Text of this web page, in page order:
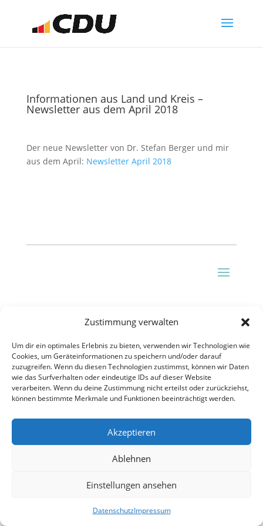
Zustimmung verwalten
Um dir ein optimales Erlebnis zu bieten, verwenden wir Technologien wie
Cookies, um Geräteinformationen zu speichern und/oder darauf
zuzugreifen. Wenn du diesen Technologien zustimmst, können wir Daten
wie das Surfverhalten oder eindeutige IDs auf dieser Website
verarbeiten. Wenn du deine Zustimmung nicht erteilst oder zurückziehst,
können bestimmte Merkmale und Funktionen beeinträchtigt werden.
Akzeptieren
Ablehnen
Einstellungen ansehen
DatenschutzImpressum
Informationen aus Land und Kreis –
Newsletter aus dem April 2018
Der neue Newsletter von Dr. Stefan Berger und mir
aus dem April: Newsletter April 2018